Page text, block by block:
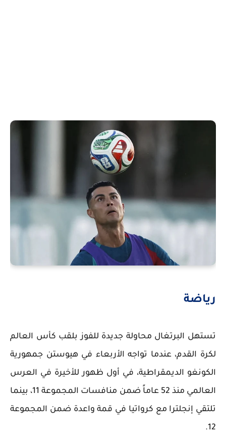
رياضة
تستهل البرتغال محاولة جديدة للفوز بلقب كأس العالم
لكرة القدم، عندما تواجه الأربعاء في هيوستن جمهورية
الكونغو الديمقراطية، في أول ظهور للأخيرة في العرس
العالمي منذ 52 عاماً ضمن منافسات المجموعة 11، بينما
تلتقي إنجلترا مع كرواتيا في قمة واعدة ضمن المجموعة
12.